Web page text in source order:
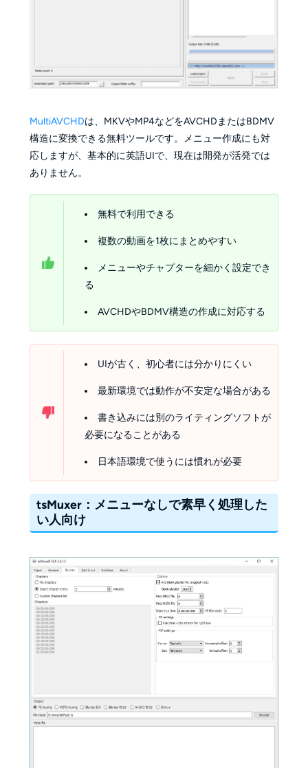
MultiAVCHDは、MKVやMP4などをAVCHDまたはBDMV
構造に変換できる無料ツールです。メニュー作成にも対
応しますが、基本的に英語UIで、現在は開発が活発では
ありません。
無料で利用できる
複数の動画を1枚にまとめやすい
メニューやチャプターを細かく設定でき
る
AVCHDやBDMV構造の作成に対応する
UIが古く、初心者には分かりにくい
最新環境では動作が不安定な場合がある
書き込みには別のライティングソフトが
必要になることがある
日本語環境で使うには慣れが必要
tsMuxer：メニューなしで素早く処理した
い人向け